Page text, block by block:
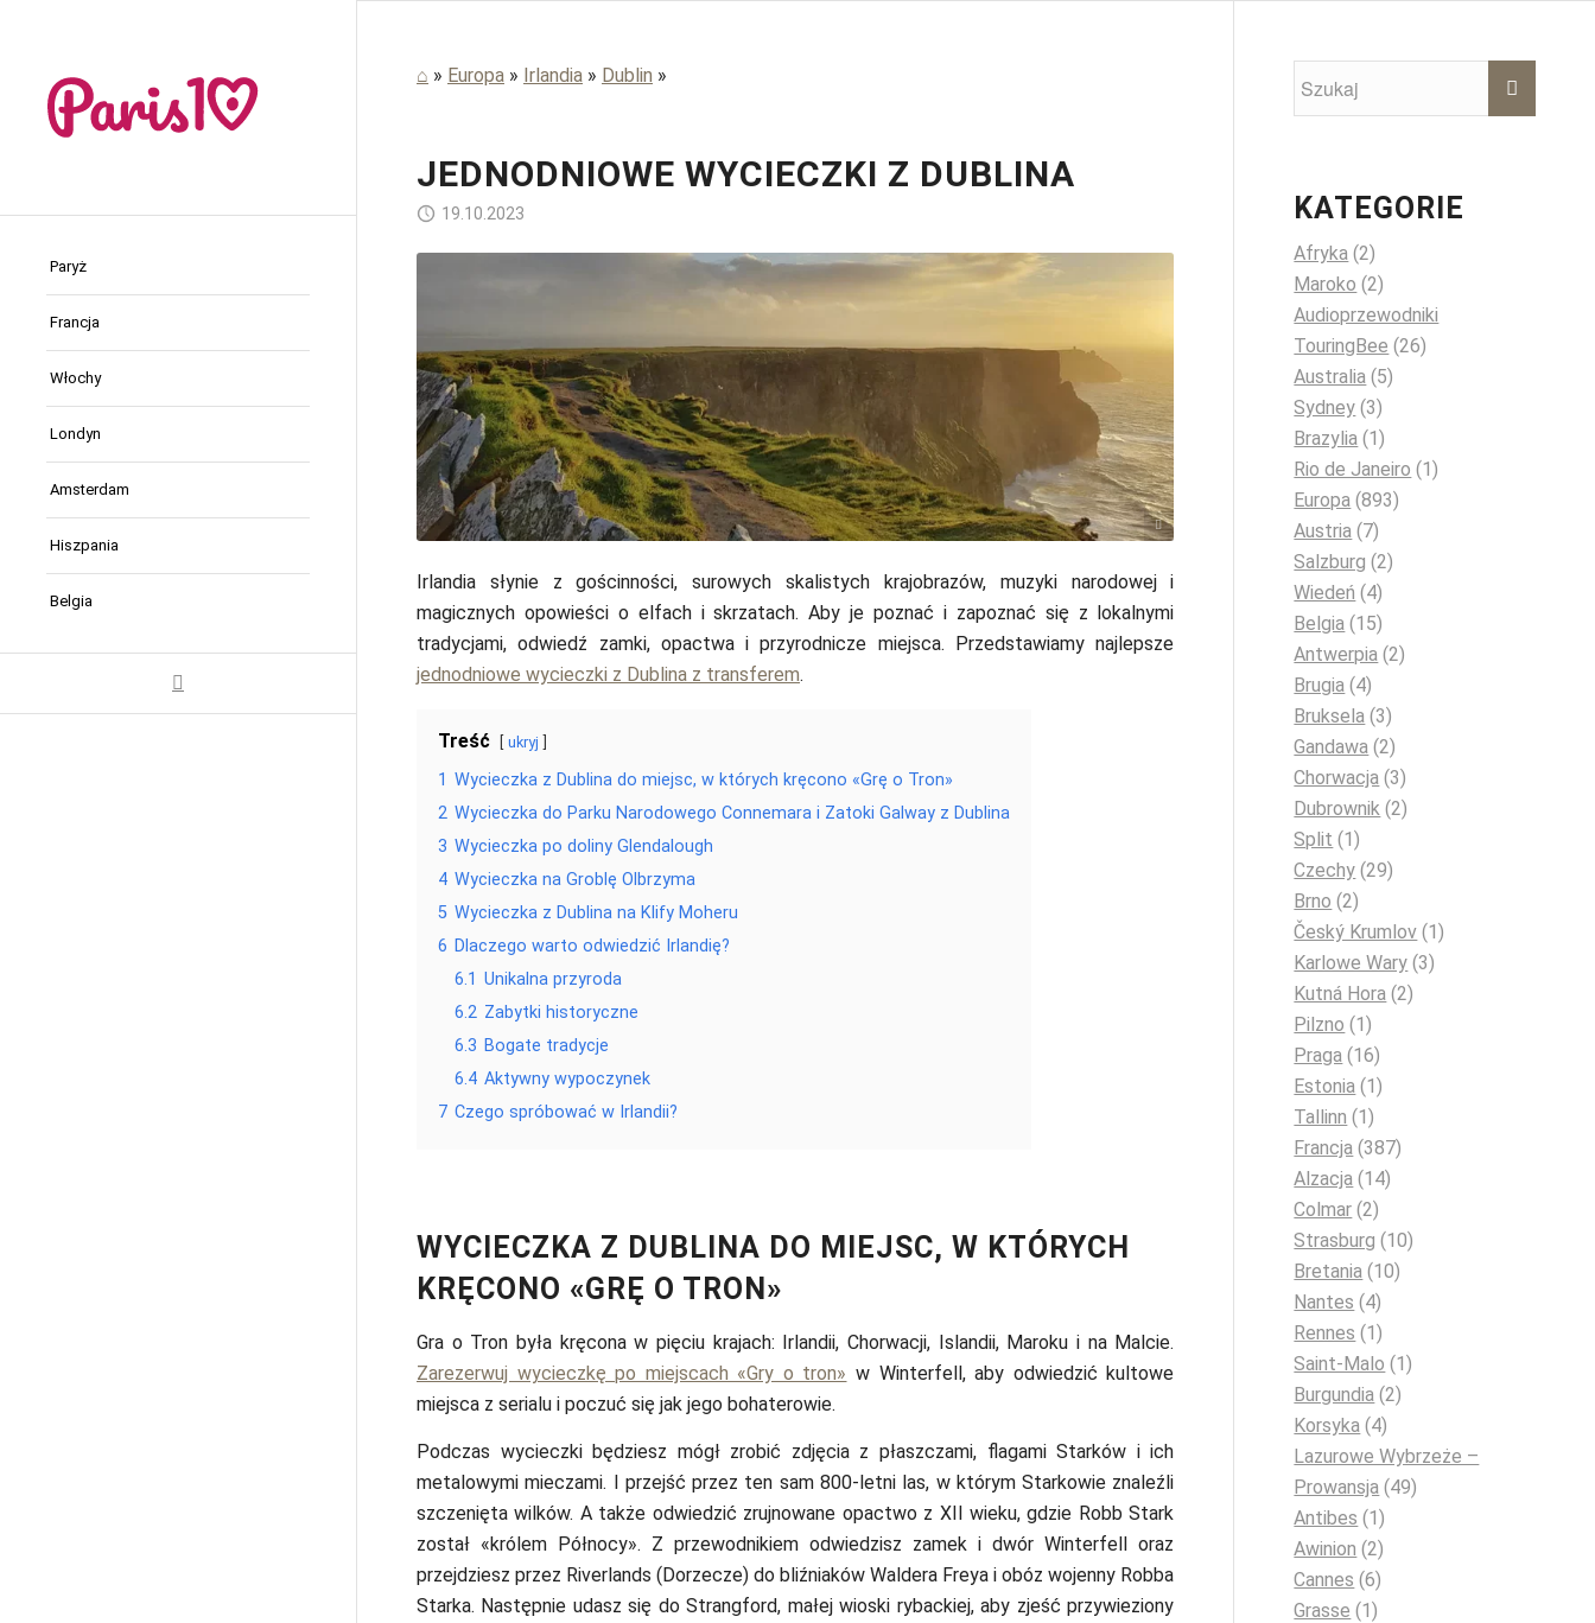
Paryż
Francja
Włochy
Londyn
Amsterdam
Hiszpania
Belgia
⌂ » Europa » Irlandia » Dublin »
JEDNODNIOWE WYCIECZKI Z DUBLINA
19.10.2023
Sean Kuriyan / unsplash.com
Irlandia słynie z gościnności, surowych skalistych krajobrazów, muzyki narodowej i
magicznych opowieści o elfach i skrzatach. Aby je poznać i zapoznać się z lokalnymi
tradycjami, odwiedź zamki, opactwa i przyrodnicze miejsca. Przedstawiamy najlepsze
jednodniowe wycieczki z Dublina z transferem.
Treść ukryj
1 Wycieczka z Dublina do miejsc, w których kręcono «Grę o Tron»
2 Wycieczka do Parku Narodowego Connemara i Zatoki Galway z Dublina
3 Wycieczka po doliny Glendalough
4 Wycieczka na Groblę Olbrzyma
5 Wycieczka z Dublina na Klify Moheru
6 Dlaczego warto odwiedzić Irlandię?
6.1 Unikalna przyroda
6.2 Zabytki historyczne
6.3 Bogate tradycje
6.4 Aktywny wypoczynek
7 Czego spróbować w Irlandii?
WYCIECZKA Z DUBLINA DO MIEJSC, W KTÓRYCH
KRĘCONO «GRĘ O TRON»
Gra o Tron była kręcona w pięciu krajach: Irlandii, Chorwacji, Islandii, Maroku i na Malcie.
Zarezerwuj wycieczkę po miejscach «Gry o tron» w Winterfell, aby odwiedzić kultowe
miejsca z serialu i poczuć się jak jego bohaterowie.
Podczas wycieczki będziesz mógł zrobić zdjęcia z płaszczami, flagami Starków i ich
metalowymi mieczami. I przejść przez ten sam 800-letni las, w którym Starkowie znaleźli
szczenięta wilków. A także odwiedzić zrujnowane opactwo z XII wieku, gdzie Robb Stark
został «królem Północy». Z przewodnikiem odwiedzisz zamek i dwór Winterfell oraz
przejdziesz przez Riverlands (Dorzecze) do bliźniaków Waldera Freya i obóz wojenny Robba
Starka. Następnie udasz się do Strangford, małej wioski rybackiej, aby zjeść przywieziony
KATEGORIE
Afryka (2)
Maroko (2)
Audioprzewodniki
TouringBee (26)
Australia (5)
Sydney (3)
Brazylia (1)
Rio de Janeiro (1)
Europa (893)
Austria (7)
Salzburg (2)
Wiedeń (4)
Belgia (15)
Antwerpia (2)
Brugia (4)
Bruksela (3)
Gandawa (2)
Chorwacja (3)
Dubrownik (2)
Split (1)
Czechy (29)
Brno (2)
Český Krumlov (1)
Karlowe Wary (3)
Kutná Hora (2)
Pilzno (1)
Praga (16)
Estonia (1)
Tallinn (1)
Francja (387)
Alzacja (14)
Colmar (2)
Strasburg (10)
Bretania (10)
Nantes (4)
Rennes (1)
Saint-Malo (1)
Burgundia (2)
Korsyka (4)
Lazurowe Wybrzeże –
Prowansja (49)
Antibes (1)
Awinion (2)
Cannes (6)
Grasse (1)